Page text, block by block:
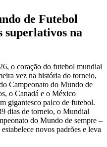
de Futebol
superlativos na
o coração do futebol mundial
vez na história do torneio,
Campeonato do Mundo de
o Canadá e o México
gigantesco palco de futebol.
dias de torneio, o Mundial
do Mundo de sempre –
novos padrões e leva